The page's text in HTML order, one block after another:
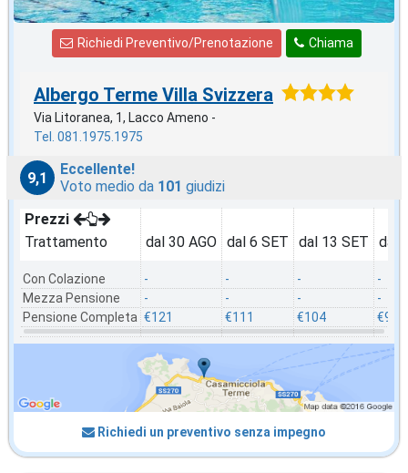
Chiama
Richiedi Preventivo/Prenotazione
Albergo Terme Villa Svizzera
Via Litoranea, 1, Lacco Ameno -
Tel. 081.1975.1975
9,1
Eccellente!
Voto medio da 101 giudizi
Prezzi
Trattamento
Con Colazione
Mezza Pensione
Pensione Completa
dal 30 AGO
-
-
€121
dal 6 SET
-
-
€111
dal 13 SET
-
-
€104
dal
-
-
€92
Richiedi un preventivo senza impegno